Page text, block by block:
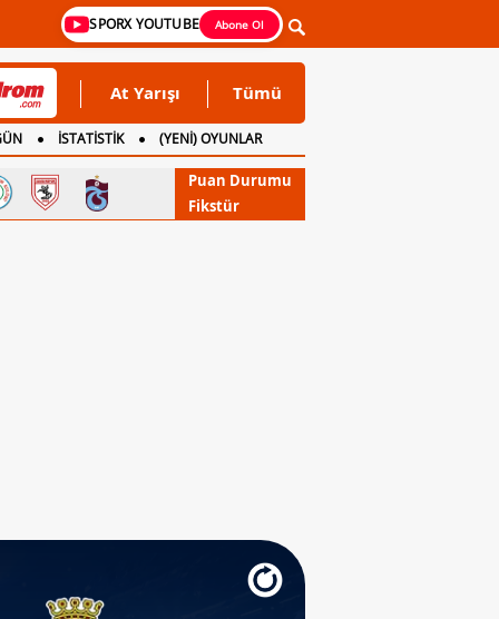
SPORX YOUTUBE Abone Ol
At Yarışı Tümü
İSTATİSTİK
(YENİ) OYUNLAR
Puan Durumu
Fikstür